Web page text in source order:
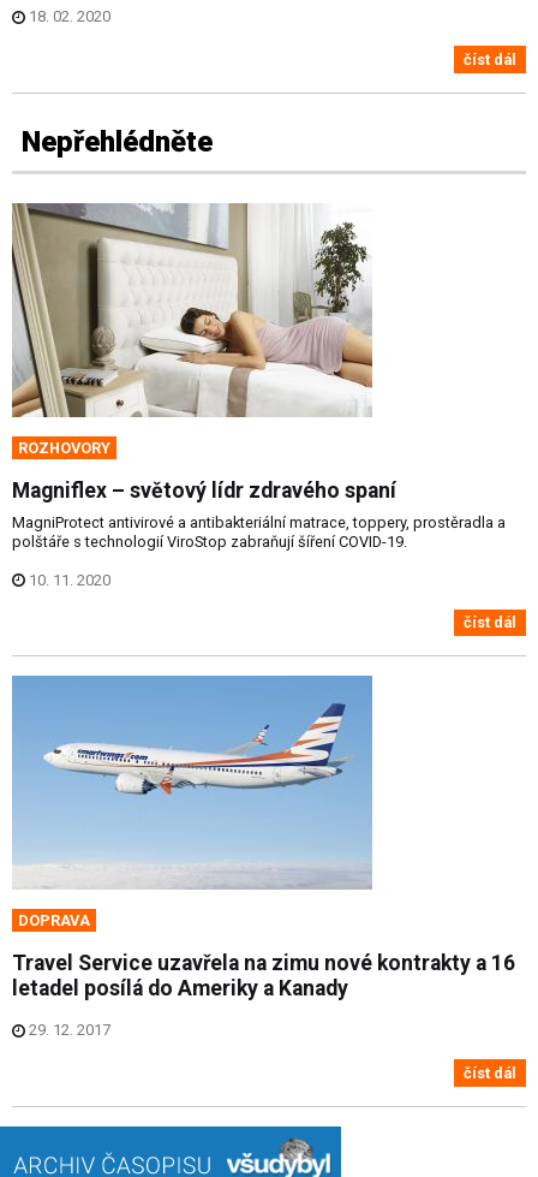
18. 02. 2020
číst dál
Nepřehlédněte
ROZHOVORY
Magniflex – světový lídr zdravého spaní
MagniProtect antivirové a antibakteriální matrace, toppery, prostěradla a
polštáře s technologií ViroStop zabraňují šíření COVID-19.
10. 11. 2020
číst dál
DOPRAVA
Travel Service uzavřela na zimu nové kontrakty a 16
letadel posílá do Ameriky a Kanady
29. 12. 2017
číst dál